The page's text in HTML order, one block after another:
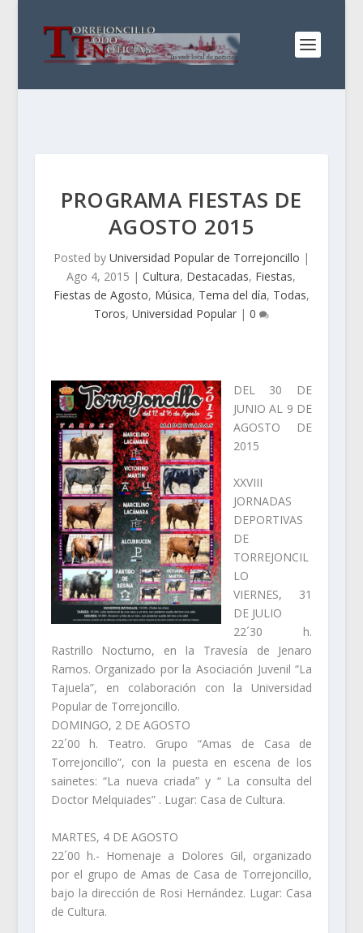
PROGRAMA FIESTAS DE
AGOSTO 2015
Posted by Universidad Popular de Torrejoncillo |
Ago 4, 2015 |Cultura, Destacadas, Fiestas,
Fiestas de Agosto, Música, Tema del día, Todas,
Toros, Universidad Popular| 0
DEL 30 DE
JUNIO AL 9 DE
AGOSTO DE
2015
XXVIII
JORNADAS
DEPORTIVAS
DE
TORREJONCIL
LO
VIERNES, 31
DE JULIO
22´30 h.
Rastrillo Nocturno, en la Travesía de Jenaro
Ramos. Organizado por la Asociación Juvenil “La
Tajuela”, en colaboración con la Universidad
Popular de Torrejoncillo.
DOMINGO, 2 DE AGOSTO
22´00 h. Teatro. Grupo “Amas de Casa de
Torrejoncillo”, con la puesta en escena de los
sainetes: “La nueva criada” y “ La consulta del
Doctor Melquiades” . Lugar: Casa de Cultura.
MARTES, 4 DE AGOSTO
22´00 h.- Homenaje a Dolores Gil, organizado
por el grupo de Amas de Casa de Torrejoncillo,
bajo la dirección de Rosi Hernández. Lugar: Casa
de Cultura.